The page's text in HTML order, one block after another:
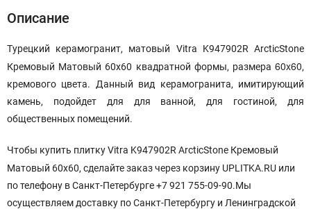
Описание
Турецкий керамогранит, матовый Vitra K947902R ArcticStone
Кремовый Матовый 60x60 квадратной формы, размера60x60,
кремового цвета. Данный вид керамогранита, имитирующий
камень, подойдет для для ванной, для гостиной, для
общественных помещений.
Чтобы купить плитку Vitra K947902R ArcticStone Кремовый
Матовый 60x60, сделайте заказ через корзину UPLITKA.RU или
по телефону в Санкт-Петербурге +7 921 755-09-90.Мы
осуществляем доставку по Санкт-Петербургу и Ленинградской